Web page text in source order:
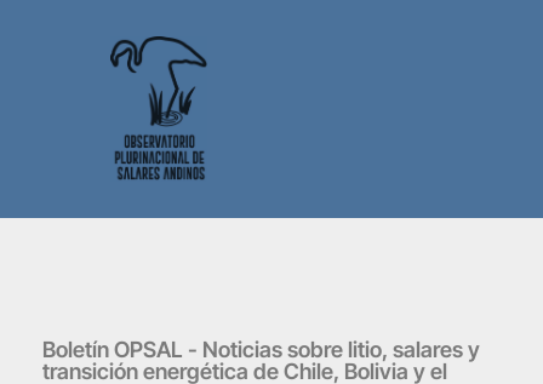
Boletín OPSAL - Noticias sobre litio, salares y
transición energética de Chile, Bolivia y el